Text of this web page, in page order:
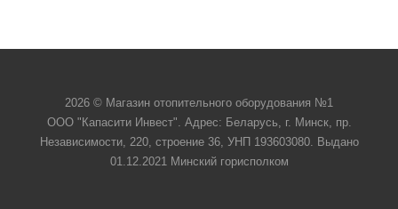
2026 © Магазин отопительного оборудования №1
ООО "Капасити Инвест". Адрес: Беларусь, г. Минск, пр.
Независимости, 220, строение 36, УНП 193603080. Выдано
01.12.2021 Минский горисполком